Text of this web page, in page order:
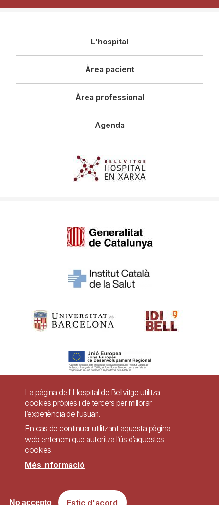
principal
L'hospital
Àrea pacient
Àrea professional
Agenda
Pie
página
Contacte
Accessibilitat Avís legal Ajuda
Lloc web accessible de conformitat amb el Reial Decret 1112/2018, de 7 de
setembre, sobre accessibilitat dels llocs web i aplicacions per a dispositius
La pàgina de l'Hospital de Bellvitge utilitza
cookies pròpies i de tercers per millorar
l’experiència de l’usuari.
En cas de continuar utilitzant aquesta pàgina
web entenem que autoritza l’ús d’aquestes
cookies.
Més informació
Estic d'acord
No accepto